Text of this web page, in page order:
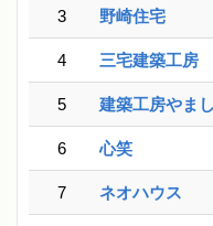
3 野崎住宅
4 三宅建築工房
5 建築工房やま
6 心笑
7 ネオハウス